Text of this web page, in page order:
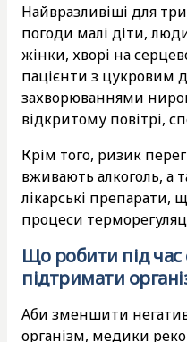
Найвразливіші для
погоди малі діти,
жінки, хворі на
пацієнти з цукровим
захворюваннями
відкритому повітрі,
Крім того, ризик
вживають алкоголь, а
лікарські
процеси
Що робити під час
підтримати
Аби зменшити
організм, медики